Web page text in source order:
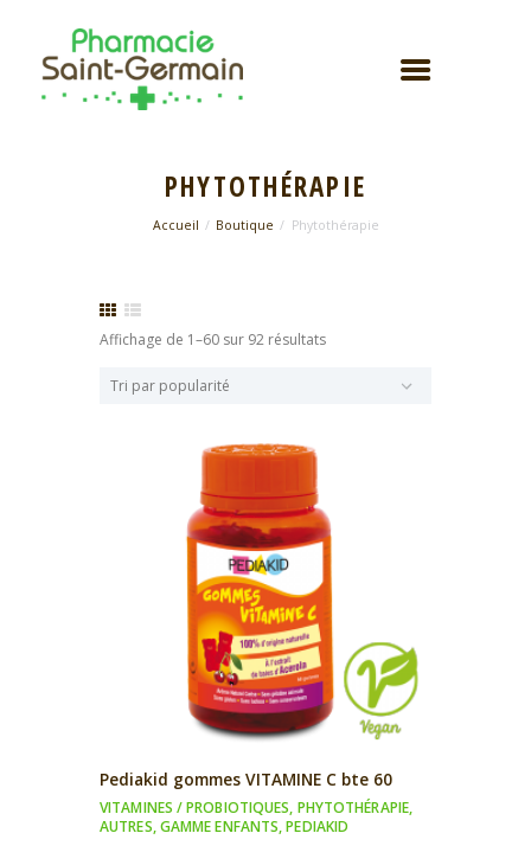
PHYTOTHÉRAPIE
Accueil Boutique Phytothérapie
Affichage de 1–60 sur 92 résultatsTrié
Pediakid gommes VITAMINE C bte 60
VITAMINES / PROBIOTIQUES, PHYTOTHÉRAPIE,
AUTRES,GAMME ENFANTS,PEDIAKID